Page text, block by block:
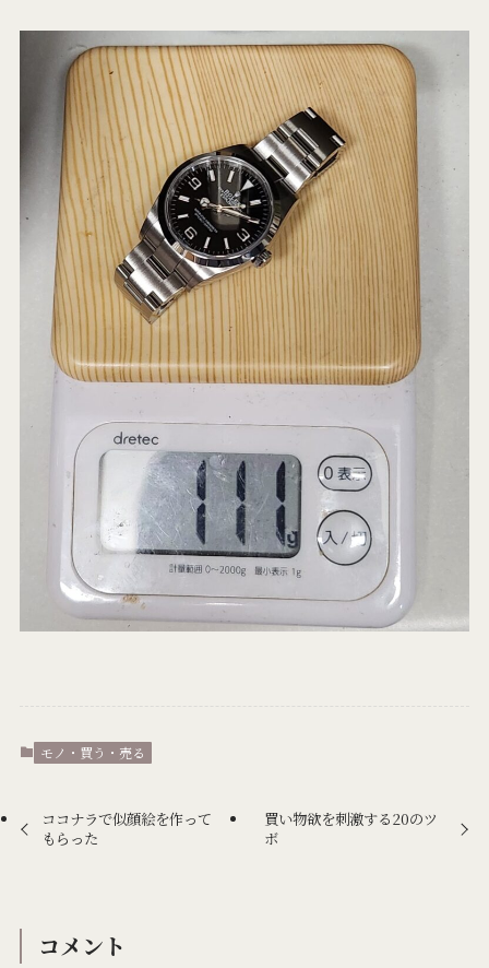
モノ・買う・売る
ココナラで似顔絵を作って
もらった
買い物欲を刺激する20のツ
ボ
コメント